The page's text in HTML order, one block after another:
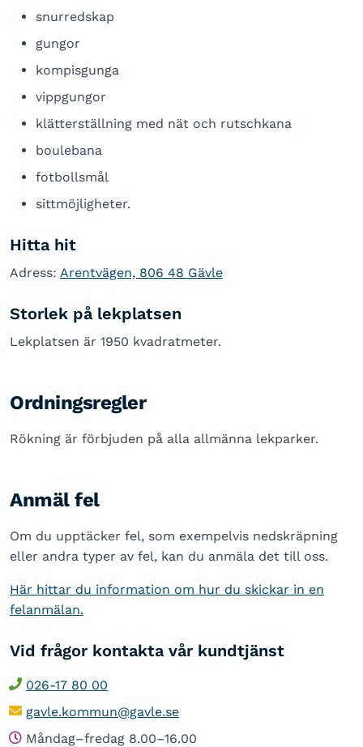
snurredskap
gungor
kompisgunga
vippgungor
klätterställning med nät och rutschkana
boulebana
fotbollsmål
sittmöjligheter.
Hitta hit
Adress: Arentvägen, 806 48 Gävle
Storlek på lekplatsen
Lekplatsen är 1950 kvadratmeter.
Ordningsregler
Rökning är förbjuden på alla allmänna lekparker.
Anmäl fel
Om du upptäcker fel, som exempelvis nedskräpning
eller andra typer av fel, kan du anmäla det till oss.
Här hittar du information om hur du skickar in en
felanmälan.
Vid frågor kontakta vår kundtjänst
026-17 80 00
gavle.kommun@gavle.se
Måndag–fredag 8.00–16.00